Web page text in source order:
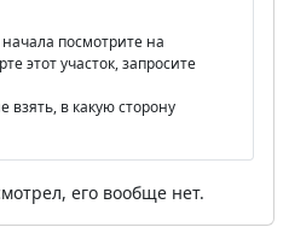
посмотрите на
этот участок, запросите
взять, в какую сторону
его вообще нет.